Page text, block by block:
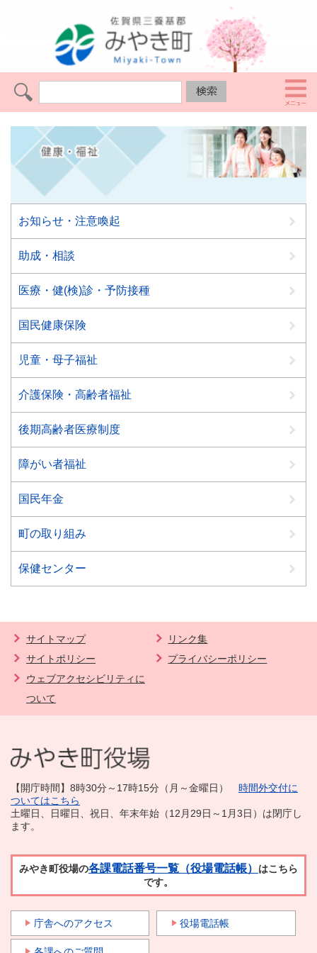
お知らせ・注意喚起
助成・相談
医療・健(検)診・予防接種
国民健康保険
児童・母子福祉
介護保険・高齢者福祉
後期高齢者医療制度
障がい者福祉
国民年金
町の取り組み
保健センター
サイトマップ
リンク集
サイトポリシー
プライバシーポリシー
ウェブアクセシビリティに
ついて
【開庁時間】8時30分～17時15分（月～金曜日） 時間外交付に
ついてはこちら
土曜日、日曜日、祝日、年末年始（12月29日～1月3日）は閉庁し
ます。
みやき町役場の各課電話番号一覧（役場電話帳） はこちら
です。
庁舎へのアクセス 役場電話帳